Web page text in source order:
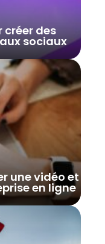
créer des
sociaux
une vidéo et
en ligne